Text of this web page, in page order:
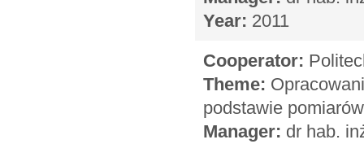
Year: 2011
Cooperator:
Theme:
podstawie
Manager: dr hab.